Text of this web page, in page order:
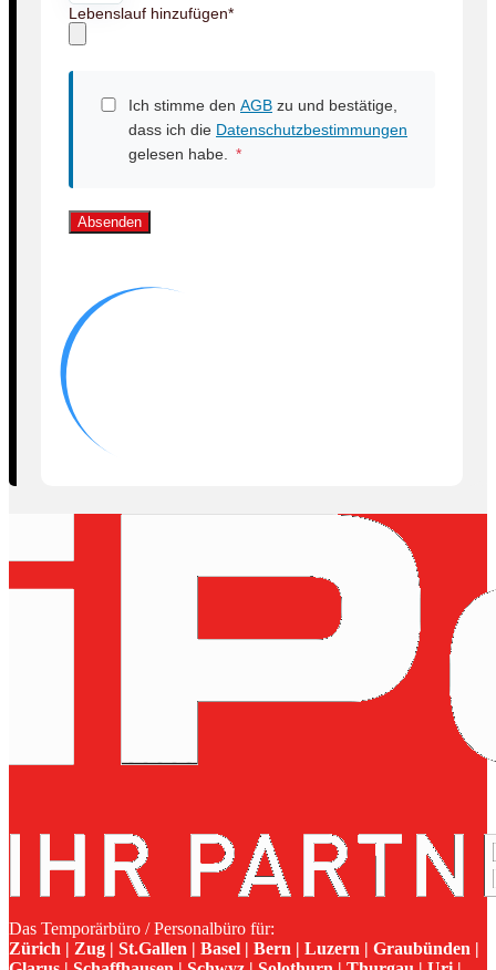
Lebenslauf hinzufügen*
Ich stimme den AGB zu und bestätige,
dass ich die Datenschutzbestimmungen
gelesen habe.
*
Absenden
Das Temporärbüro / Personalbüro für:
Zürich | Zug | St.Gallen | Basel | Bern | Luzern | Graubünden |